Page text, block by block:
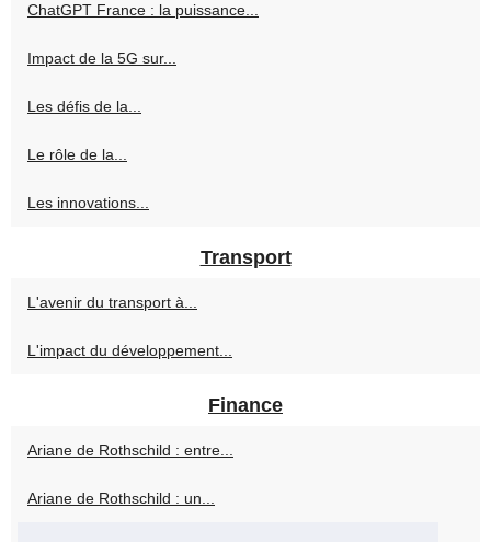
ChatGPT France : la puissance...
Impact de la 5G sur...
Les défis de la...
Le rôle de la...
Les innovations...
Transport
L'avenir du transport à...
L'impact du développement...
Finance
Ariane de Rothschild : entre...
Ariane de Rothschild : un...